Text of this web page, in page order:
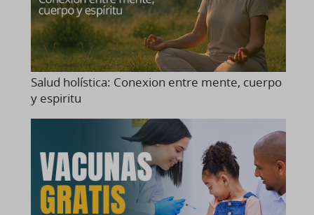
Salud holística: Conexion entre mente, cuerpo
y espiritu